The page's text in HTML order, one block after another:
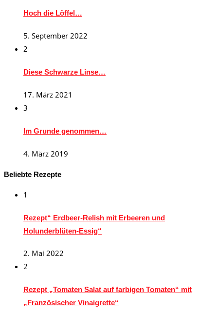
Hoch die Löffel…
5. September 2022
2
Diese Schwarze Linse…
17. März 2021
3
Im Grunde genommen…
4. März 2019
Beliebte Rezepte
1
Rezept“ Erdbeer-Relish mit Erbeeren und
Holunderblüten-Essig“
2. Mai 2022
2
Rezept „Tomaten Salat auf farbigen Tomaten“ mit
„Französischer Vinaigrette“